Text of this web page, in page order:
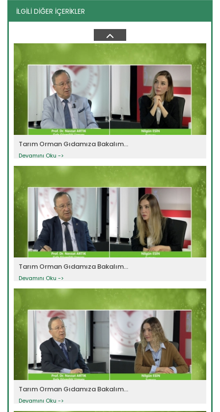
İLGİLİ DİĞER İÇERİKLER
Tarım Orman Gıdamıza Bakalım...
Tarım Orman Gıdamıza Bakalım...
Devamını Oku ->
Tarım Orman Gıdamıza Bakalım...
Devamını Oku ->
Tarım Orman Gıdamıza Bakalım...
Devamını Oku ->